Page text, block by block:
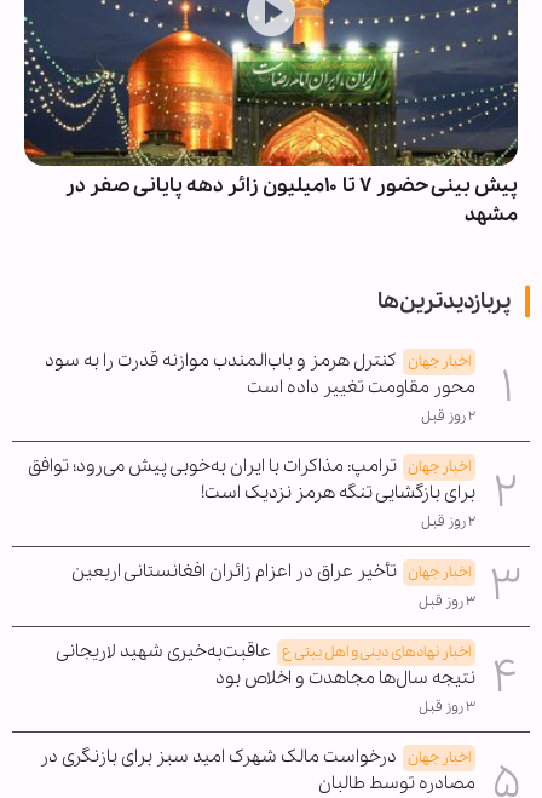
پیش بینی حضور ۷ تا ۱۰میلیون زائر دهه پایانی صفر در
مشهد
پربازدیدترین‌ها
اخبار جهان کنترل هرمز و باب‌المندب موازنه قدرت را به سود
محور مقاومت تغییر داده است
۲ روز قبل
اخبار جهان ترامپ: مذاکرات با ایران به‌خوبی پیش می‌رود؛ توافق
برای بازگشایی تنگه هرمز نزدیک است!
۲ روز قبل
اخبار جهان تأخیر عراق در اعزام زائران افغانستانی اربعین
۳ روز قبل
اخبار نهادهای دینی و اهل بیتی ع عاقبت‌به‌خیری شهید لاریجانی
نتیجه سال‌ها مجاهدت و اخلاص بود
۳ روز قبل
اخبار جهان درخواست مالک شهرک امید سبز برای بازنگری در
مصادره توسط طالبان